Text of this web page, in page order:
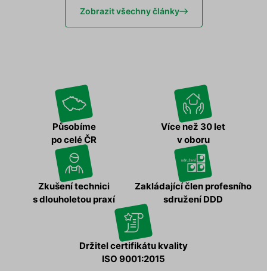
Zobrazit všechny články
Působíme
po celé ČR
Více než 30 let
v oboru
Zkušení technici
s dlouholetou praxí
Zakládající člen profesního
sdružení DDD
Držitel certifikátu kvality
ISO 9001:2015